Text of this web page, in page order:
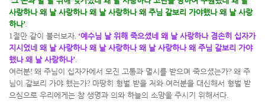
사랑하나 왜 날 사랑하나 왜 날 사랑하나 왜 주님 갈보리 가야했나 왜 날 사랑
하나’.
1절만 같이 불러보자. ‘예수님 날 위해 죽으셨네 왜 날 사랑하나 겸손히 십자가
지시었네 왜 날 사랑하나 왜 날 사랑하나 왜 날 사랑하나 왜 주님 갈보리 가야
했나 왜 날 사랑하나’.
여러분! 왜 주님이 십자가에서 모진 고통과 멸시를 받으며 죽으셨는가? 왜 주
님이 갈보리 가야 했는가? 마땅히 형벌 받을 저와 여러분을 대신해서 형벌 받
으심으로 우리에게는 참 생명과 의와 하늘의 소망을 주시기 위해서다.